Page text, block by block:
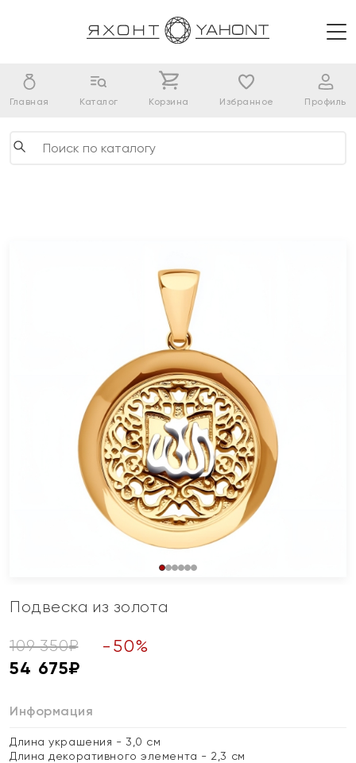
Главная Каталог Корзина Избранное Профиль
Подвеска из золота
109 350₽ - 50%
54 675₽
Информация
Длина украшения - 3,0 см
Длина декоративного элемента - 2,3 см